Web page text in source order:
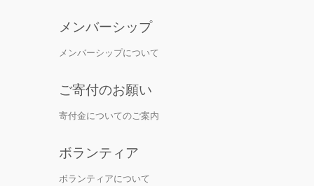
メンバーシップ
メンバーシップについて
ご寄付のお願い
寄付金についてのご案内
ボランティア
ボランティアについて